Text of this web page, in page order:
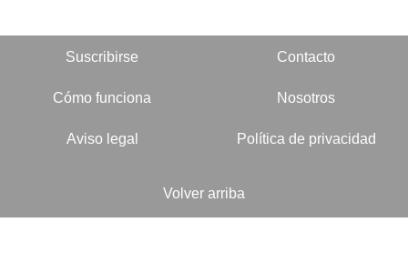
Suscribirse Contacto
Cómo funciona Nosotros
Aviso legal Política de privacidad
Volver arriba